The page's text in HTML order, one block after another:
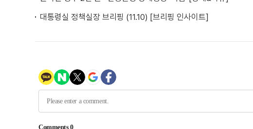
대통령실 정책실장 브리핑 (11.10) [브리핑 인사이트]